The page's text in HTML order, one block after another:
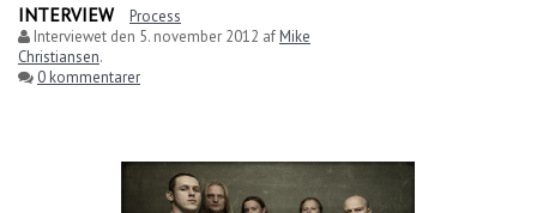
INTERVIEW
Process
Interviewet den 5. november 2012 afMike
Christiansen.
0 kommentarer